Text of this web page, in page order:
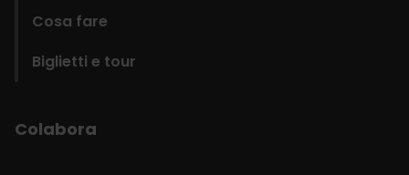
Cosa fare
Biglietti e tour
Colabora